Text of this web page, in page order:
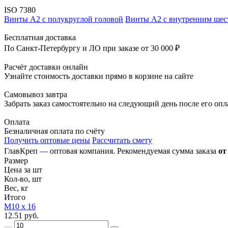
ISO 7380
Винты А2 с полукруглой головой Винты А2 с внутренним
Бесплатная доставка
По Санкт-Петербургу и ЛО при заказе от 30 000 ₽
Расчёт доставки онлайн
Узнайте стоимость доставки прямо в корзине на сайте
Самовывоз завтра
Забрать заказ самостоятельно на следующий день после его
Оплата
Безналичная оплата по счёту
Получить оптовые цены Рассчитать смету
ГлавКреп — оптовая компания. Рекомендуемая сумма заказа
Размер
Цена за шт
Кол-во, шт
Вес, кг
Итого
М10 х 16
12.51 руб.